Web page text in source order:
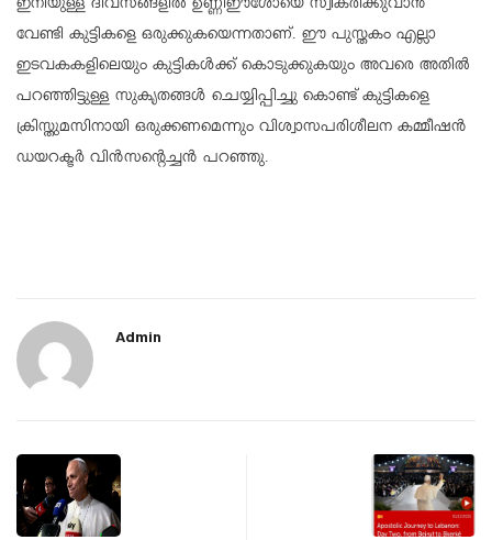
ഇനിയുള്ള ദിവസങ്ങളില്‍ ഉണ്ണീഈശോയെ സ്വീകരിക്കുവാന്‍
വേണ്ടി കുട്ടികളെ ഒരുക്കുകയെന്നതാണ്. ഈ പുസ്തകം എല്ലാ
ഇടവകകളിലെയും കുട്ടികള്‍ക്ക് കൊടുക്കുകയും അവരെ അതില്‍
പറഞ്ഞിട്ടുള്ള സുകൃതങ്ങള്‍ ചെയ്യിപ്പിച്ചു കൊണ്ട് കുട്ടികളെ
ക്രിസ്തുമസിനായി ഒരുക്കണമെന്നും വിശ്വാസപരിശീലന കമ്മീഷന്‍
ഡയറക്ടര്‍ വിന്‍സന്റെച്ചന്‍ പറഞ്ഞു.
Admin